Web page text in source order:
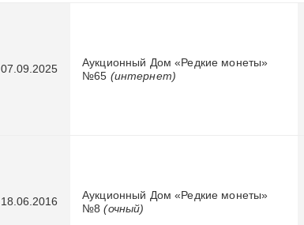
07.09.2025
Аукционный Дом «Редкие монеты»
№65 (интернет)
18.06.2016
Аукционный Дом «Редкие монеты»
№8(очный)